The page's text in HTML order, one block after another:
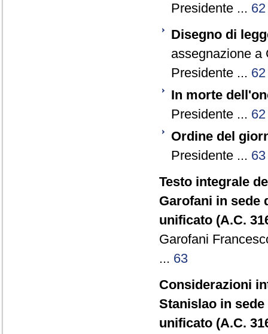
Presidente ... 62
Disegno di
assegnazione
Presidente ... 62
In morte
Presidente ... 62
Ordine del
Presidente ... 63
Testo integrale
Garofani in sede
unificato (A.C.
Garofani
... 63
Considerazioni
Stanislao in
unificato (A.C.